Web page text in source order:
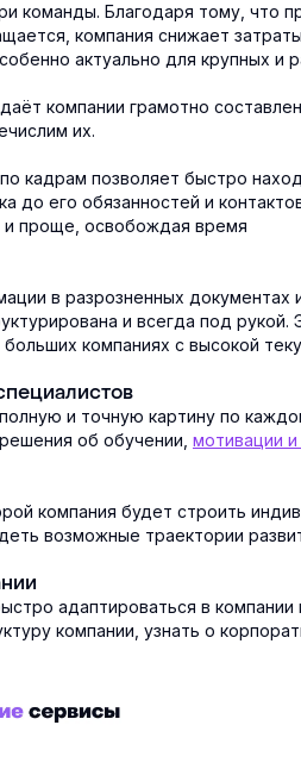
команды. Благодаря тому, что
компания снижает
актуально для крупных и
компании грамотно
их.
кадрам позволяет быстро
до его обязанностей и
и проще, освобождая время
в разрозненных документах
и всегда под рукой.
компаниях с высокой
и точную картину по
об обучении, мотивации
компания будет строить
возможные траектории
адаптироваться в компании
компании, узнать о